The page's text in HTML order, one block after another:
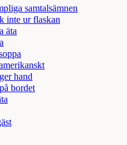
samtalsämnen
inte ur flaskan
äta
hand
bordet